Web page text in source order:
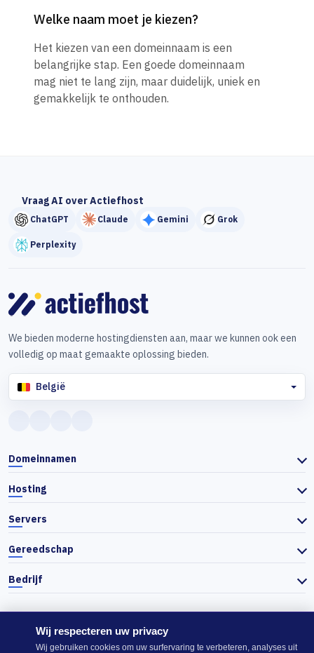
Welke naam moet je kiezen?
Het kiezen van een domeinnaam is een
belangrijke stap. Een goede domeinnaam
mag niet te lang zijn, maar duidelijk, uniek en
gemakkelijk te onthouden.
Vraag AI over Actiefhost
ChatGPT Claude Gemini Grok
Perplexity
We bieden moderne hostingdiensten aan, maar we kunnen ook een
volledig op maat gemaakte oplossing bieden.
België
Domeinnamen
Hosting
Servers
Gereedschap
Bedrijf
© 2026 Actiefhost. In overeenstemming met de Bulgaarse handelswet
Wij respecteren uw privacy
Wij gebruiken cookies om uw surfervaring te verbeteren, analyses uit